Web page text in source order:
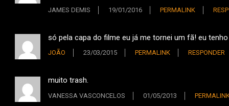
JAMES DEMIS 19/01/2016 PERMALINK
só pela capa do filme eu já me tornei um fã! eu
JOÃO 23/03/2015 PERMALINK RESPONDER
muito trash.
VANESSA VASCONCELOS 01/05/2013